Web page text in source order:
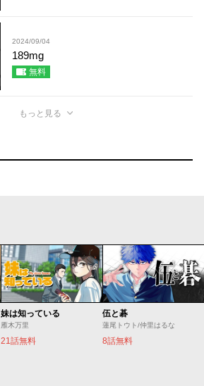
2024/09/04
189mg
無料
もっと見る
妹は知っている
雁木万里
21話無料
伍と碁
蓮尾トウト/仲里はるな
8話無料